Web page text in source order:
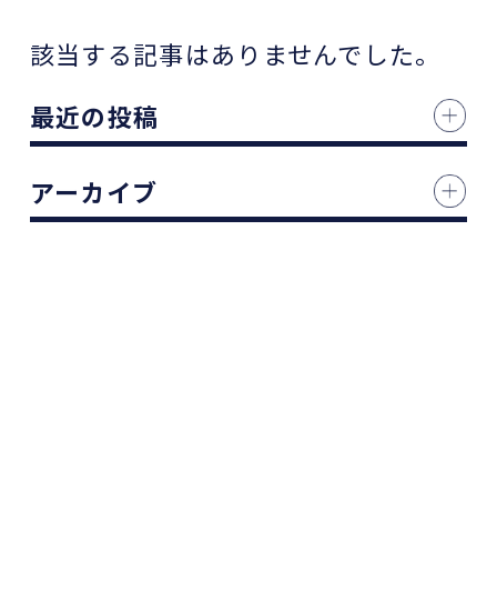
該当する記事はありませんでした。
最近の投稿
アーカイブ